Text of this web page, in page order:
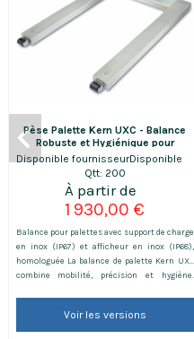
Pèse Palette Kern UXC - Balance
Robuste et Hygiénique pour
Applications Industrielles
Disponible fournisseurDisponible
Qtt: 200
1 930,00 €
Balance pour palettes avec support de charge
en inox (IP67) et afficheur en inox (IP68),
homologuée La balance de palette Kern UXC
combine mobilité, précision et hygiène.
connectivité IoT, d’un afficheur inox et d’une
fonction Hold pour des pesées stables.
Voir les versions